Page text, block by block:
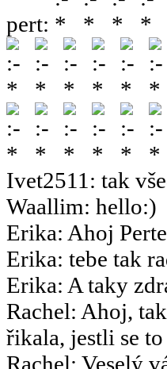
pert:
Ivet2511 : tak
Waallim: hello:)
Erika: Ahoj Perte
Erika: tebe tak
Erika: A taky
Rachel: Ahoj,
řikala, jestli se
Rachel: Veselý